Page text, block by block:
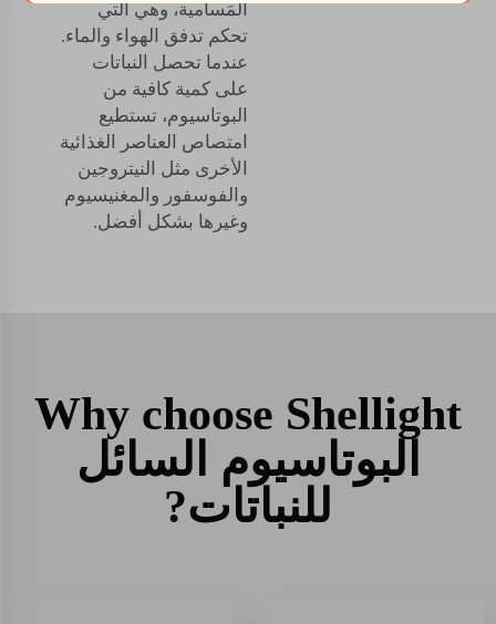
المَسامية، وهي التي
تحكم تدفق الهواء والماء.
عندما تحصل النباتات
على كمية كافية من
البوتاسيوم، تستطيع
امتصاص العناصر الغذائية
الأخرى مثل النيتروجين
والفوسفور والمغنيسيوم
وغيرها بشكل أفضل.
Why choose Shellight
البوتاسيوم السائل
للنباتات?